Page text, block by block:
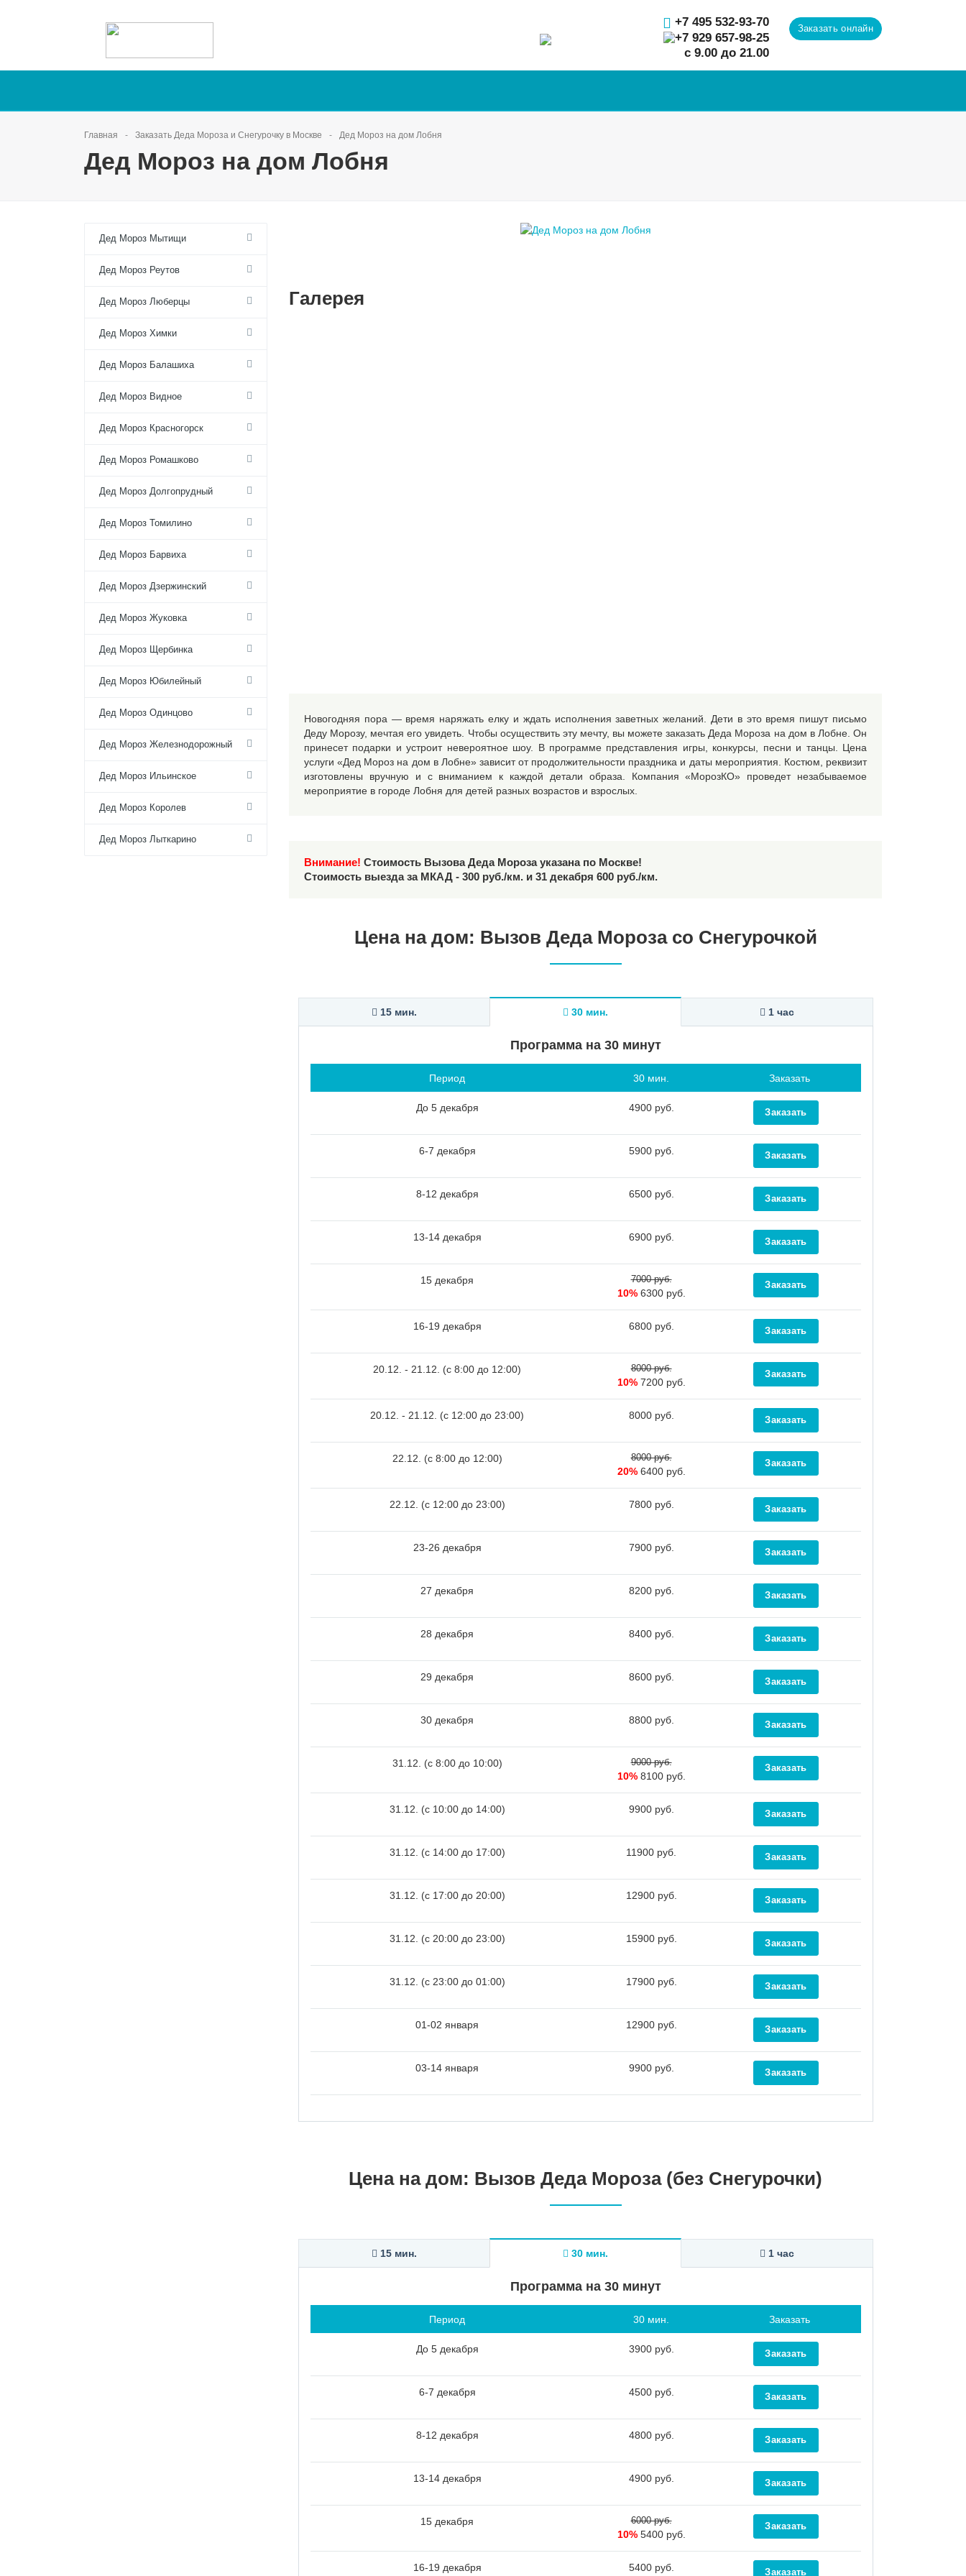
Заказать онлайн
+7 495 532-93-70
+7 929 657-98-25
с 9.00 до 21.00
Главная Заказать Деда Мороза и Снегурочку в Москве Дед Мороз на дом Лобня
Дед Мороз на дом Лобня
Дед Мороз Мытищи
Дед Мороз Реутов
Дед Мороз Люберцы
Дед Мороз Химки
Дед Мороз Балашиха
Дед Мороз Видное
Дед Мороз Красногорск
Дед Мороз Ромашково
Дед Мороз Долгопрудный
Дед Мороз Томилино
Дед Мороз Барвиха
Дед Мороз Дзержинский
Дед Мороз Жуковка
Дед Мороз Щербинка
Дед Мороз Юбилейный
Дед Мороз Одинцово
Дед Мороз Железнодорожный
Дед Мороз Ильинское
Дед Мороз Королев
Дед Мороз Лыткарино
Галерея
Новогодняя пора — время наряжать елку и ждать исполнения заветных желаний. Дети в это время пишут письмо
Деду Морозу, мечтая его увидеть. Чтобы осуществить эту мечту, вы можете заказать Деда Мороза на дом в Лобне. Он
принесет подарки и устроит невероятное шоу. В программе представления игры, конкурсы, песни и танцы. Цена
услуги «Дед Мороз на дом в Лобне» зависит от продолжительности праздника и даты мероприятия. Костюм, реквизит
изготовлены вручную и с вниманием к каждой детали образа. Компания «МорозКО» проведет незабываемое
мероприятие в городе Лобня для детей разных возрастов и взрослых.
Внимание! Стоимость Вызова Деда Мороза указана по Москве!
Стоимость выезда за МКАД - 300 руб./км. и 31 декабря 600 руб./км.
Цена на дом: Вызов Деда Мороза со Снегурочкой
15 мин. 30 мин. 1 час
Программа на 30 минут
Период 30 мин. Заказать
До 5 декабря 4900 руб.
6-7 декабря 5900 руб.
8-12 декабря 6500 руб.
13-14 декабря 6900 руб.
15 декабря 7000 руб.
10% 6300 руб.
16-19 декабря 6800 руб.
20.12. - 21.12. (c 8:00 до 12:00) 8000 руб.
10% 7200 руб.
20.12. - 21.12. (c 12:00 до 23:00) 8000 руб.
22.12. (c 8:00 до 12:00) 8000 руб.
20% 6400 руб.
22.12. (c 12:00 до 23:00) 7800 руб.
23-26 декабря 7900 руб.
27 декабря 8200 руб.
28 декабря 8400 руб.
29 декабря 8600 руб.
30 декабря 8800 руб.
31.12. (c 8:00 до 10:00) 9000 руб.
10% 8100 руб.
31.12. (c 10:00 до 14:00) 9900 руб.
31.12. (c 14:00 до 17:00) 11900 руб.
31.12. (c 17:00 до 20:00) 12900 руб.
31.12. (c 20:00 до 23:00) 15900 руб.
31.12. (c 23:00 до 01:00) 17900 руб.
01-02 января 12900 руб.
03-14 января 9900 руб.
Цена на дом: Вызов Деда Мороза (без Снегурочки)
15 мин. 30 мин. 1 час
Программа на 30 минут
Период 30 мин. Заказать
До 5 декабря 3900 руб.
6-7 декабря 4500 руб.
8-12 декабря 4800 руб.
13-14 декабря 4900 руб.
15 декабря 6000 руб.
10% 5400 руб.
16-19 декабря 5400 руб.